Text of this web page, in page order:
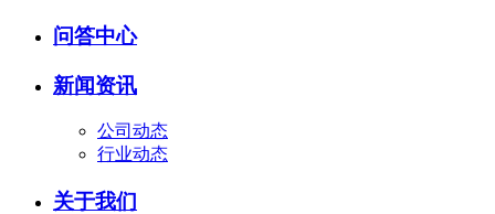
问答中心
新闻资讯
公司动态
行业动态
关于我们